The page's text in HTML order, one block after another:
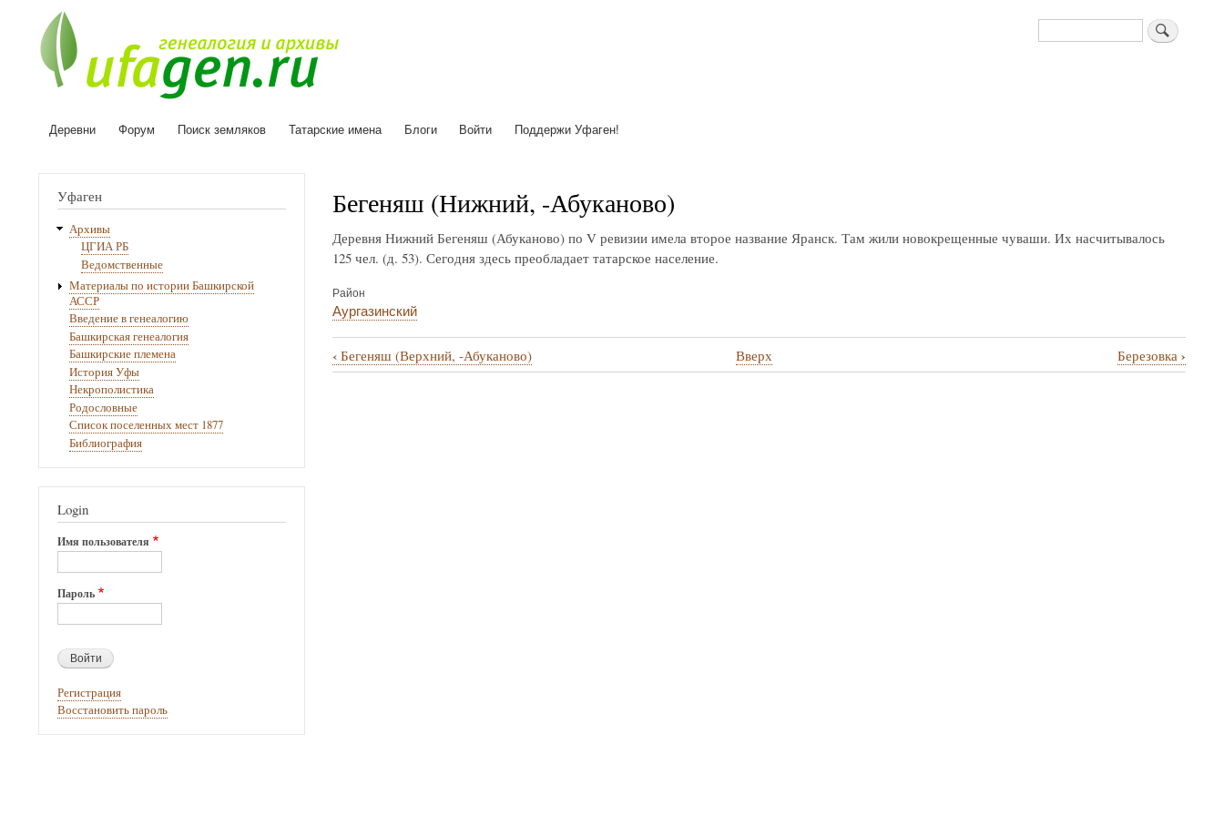
Поиск
Основная
Деревни Форум Поиск земляков Татарские имена Блоги Войти Поддержи Уфаген!
Бегеняш (Нижний, -Абуканово)
Деревня Нижний Бегеняш (Абуканово) по V ревизии имела второе название Яранск. Там жили новокрещенные чуваши. Их насчитывалось
125 чел. (д. 53). Сегодня здесь преобладает татарское население.
Район
Аургазинский
Перекрёстные
‹Бегеняш (Верхний, -Абуканово) Вверх Березовка ›
Уфаген
Архивы
ЦГИА РБ
Ведомственные
Материалы по истории Башкирской
АССР
Введение в генеалогию
Башкирская генеалогия
Башкирские племена
История Уфы
Некрополистика
Родословные
Список поселенных мест 1877
Библиография
Login
Имя пользователя
Пароль
Регистрация
Восстановить пароль